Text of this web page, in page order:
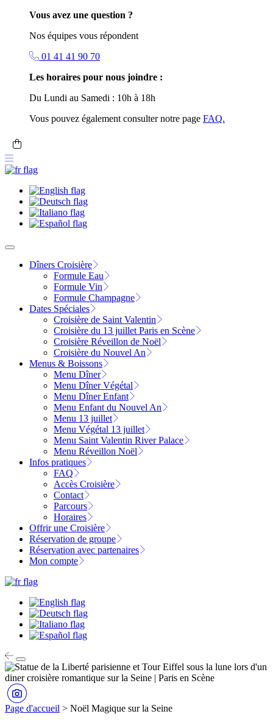
Vous avez une question ?
Nos équipes vous répondent
01 41 41 90 70
Les horaires pour nous joindre :
Du Lundi au Samedi : 10h à 18h
Vous pouvez également consulter notre page FAQ.
Dîners Croisière
Formule Eau
Formule Vin
Formule Champagne
Dates Spéciales
Croisière de Saint Valentin
Croisière du 13 juillet Paris en Scène
Croisière Réveillon de Noël
Croisière du Nouvel An
Menus & Boissons
Menu Dîner
Menu Dîner Végétal
Menu Dîner Enfant
Menu Enfant du Nouvel An
Menu 13 juillet
Menu Végétal 13 juillet
Menu Saint Valentin River Palace
Menu Réveillon Noël
Infos pratiques
FAQ
Accès Croisière
Contact
Parcours
Horaires
Offrir une Croisière
Réservation de groupe
Réservation avec partenaires
Mon compte
Page d'accueil > Noël Magique sur la Seine